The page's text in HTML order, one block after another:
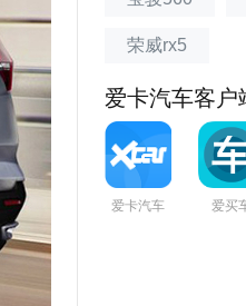
荣威rx5
爱卡汽车客户
爱卡汽车 爱买